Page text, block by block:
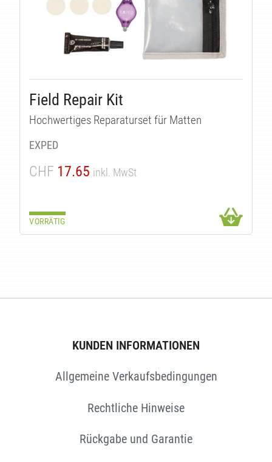
Field Repair Kit
Hochwertiges Reparaturset für Matten
EXPED
CHF 17.65 inkl. MwSt
VORRÄTIG
KUNDEN INFORMATIONEN
Allgemeine Verkaufsbedingungen
Rechtliche Hinweise
Rückgabe und Garantie